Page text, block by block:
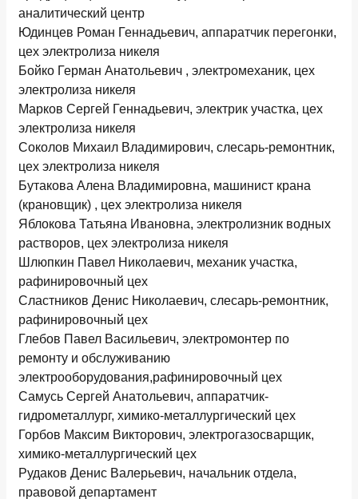
аналитический центр
Юдинцев Роман Геннадьевич, аппаратчик перегонки,
цех электролиза никеля
Бойко Герман Анатольевич , электромеханик, цех
электролиза никеля
Марков Сергей Геннадьевич, электрик участка, цех
электролиза никеля
Соколов Михаил Владимирович, слесарь-ремонтник,
цех электролиза никеля
Бутакова Алена Владимировна, машинист крана
(крановщик) , цех электролиза никеля
Яблокова Татьяна Ивановна, электролизник водных
растворов, цех электролиза никеля
Шлюпкин Павел Николаевич, механик участка,
рафинировочный цех
Сластников Денис Николаевич, слесарь-ремонтник,
рафинировочный цех
Глебов Павел Васильевич, электромонтер по
ремонту и обслуживанию
электрооборудования,рафинировочный цех
Самусь Сергей Анатольевич, аппаратчик-
гидрометаллург, химико-металлургический цех
Горбов Максим Викторович, электрогазосварщик,
химико-металлургический цех
Рудаков Денис Валерьевич, начальник отдела,
правовой департамент